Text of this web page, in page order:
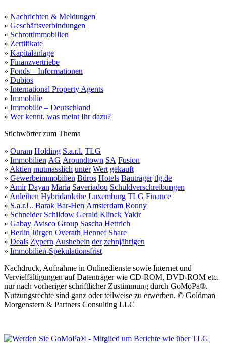
» Nachrichten & Meldungen
» Geschäftsverbindungen
» Schrottimmobilien
» Zertifikate
» Kapitalanlage
» Finanzvertriebe
» Fonds – Informationen
» Dubios
» International Property Agents
» Immobilie
» Immobilie – Deutschland
» Wer kennt, was meint Ihr dazu?
Stichwörter zum Thema
» Ouram Holding S.a.r.l. TLG
» Immobilien AG Aroundtown SA Fusion
» Aktien mutmasslich unter Wert gekauft
» Gewerbeimmobilien Büros Hotels Bauträger tlg.de
» Amir Dayan Maria Saveriadou Schuldverschreibungen
» Anleihen Hybridanleihe Luxemburg TLG Finance
» S.a.r.L. Barak Bar-Hen Amsterdam Ronny
» Schneider Schildow Gerald Klinck Yakir
» Gabay Avisco Group Sascha Hettrich
» Berlin Jürgen Overath Hennef Share
» Deals Zypern Aushebeln der zehnjährigen
» Immobilien-Spekulationsfrist
Nachdruck, Aufnahme in Onlinedienste sowie Internet und
Vervielfältigungen auf Datenträger wie CD-ROM, DVD-ROM etc.
nur nach vorheriger schriftlicher Zustimmung durch GoMoPa®.
Nutzungsrechte sind ganz oder teilweise zu erwerben. © Goldman
Morgenstern & Partners Consulting LLC